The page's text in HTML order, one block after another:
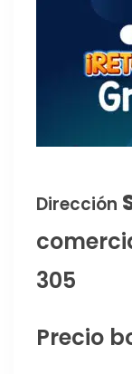
Dirección
305
Precio